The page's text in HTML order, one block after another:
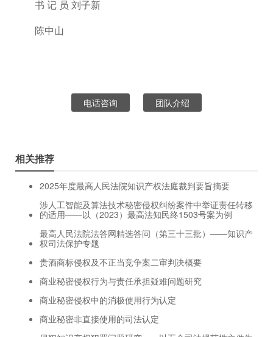
书 记 员 刘子新
陈中山
电话咨询 团队介绍
相关推荐
2025年度最高人民法院知识产权法庭裁判要旨摘要
涉人工智能及算法技术秘密侵权纠纷案件中举证责任转移
的适用——以（2023）最高法知民终1503号案为例
最高人民法院法答网精选答问（第三十三批）——知识产
权司法保护专题
贵酒商标侵权及不正当竞争案二审判决概要
商业秘密侵权行为与责任承担疑难问题研究
商业秘密侵权中的消极使用行为认定
商业秘密非直接使用的司法认定